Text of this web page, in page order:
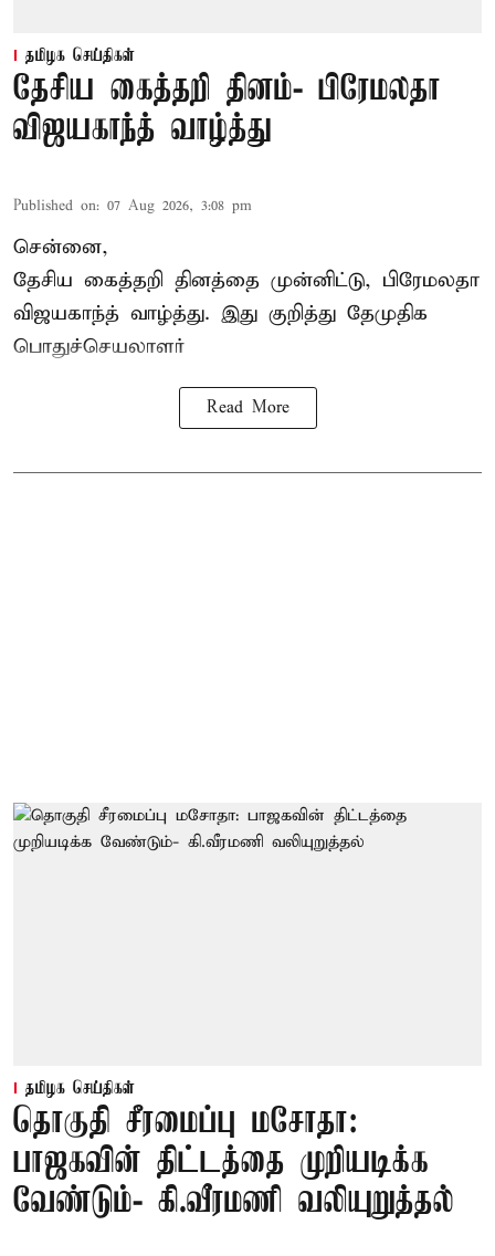
தமிழக செய்திகள்
தேசிய கைத்தறி தினம்- பிரேமலதா
விஜயகாந்த் வாழ்த்து
Published on: 07 Aug 2026, 3:08 pm
சென்னை,
தேசிய கைத்தறி தினத்தை முன்னிட்டு, பிரேமலதா
விஜயகாந்த் வாழ்த்து. இது குறித்து தேமுதிக
பொதுச்செயலாளர்
Read More
தமிழக செய்திகள்
தொகுதி சீரமைப்பு மசோதா:
பாஜகவின் திட்டத்தை முறியடிக்க
வேண்டும்- கி.வீரமணி வலியுறுத்தல்